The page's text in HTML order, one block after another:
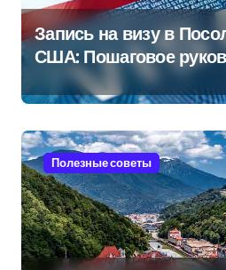
Запись на визу в
США: Пошаговое
Полезные советы